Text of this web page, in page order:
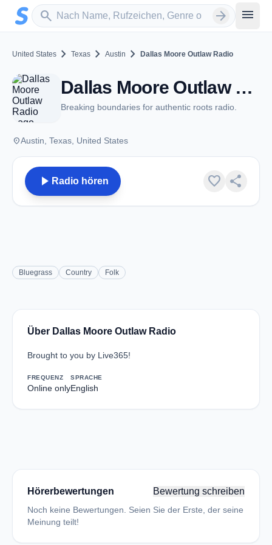
Zum Hauptinhalt springen
search
Sender suchen arrow_forward menu
United States chevron_right Texas chevron_right Austin chevron_right Dallas Moore Outlaw Radio
Dallas Moore Outlaw Radio - Austin, TX
Breaking boundaries for authentic roots radio.
placeAustin, Texas, United States
play_arrow Radio hören favorite share
Bluegrass Country Folk
Über Dallas Moore Outlaw Radio
Brought to you by Live365!
FREQUENZ
Online only
SPRACHE
English
Hörerbewertungen Bewertung schreiben
Noch keine Bewertungen. Seien Sie der Erste, der seine
Meinung teilt!